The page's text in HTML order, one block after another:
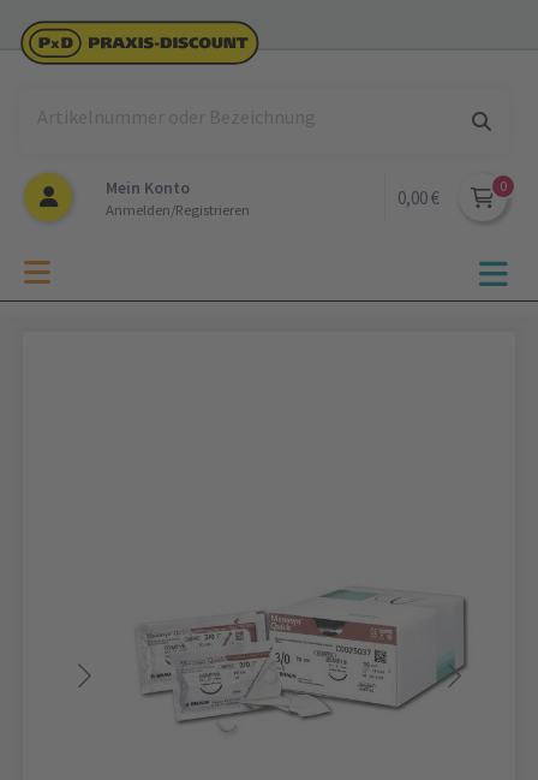
Mein Konto
Anmelden/Registrieren
0,00 €